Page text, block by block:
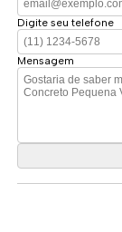
Digite seu telefone
Mensagem